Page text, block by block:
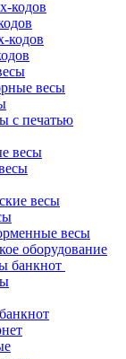
весы
с печатью
весы
весы
весы
оборудование
банкнот